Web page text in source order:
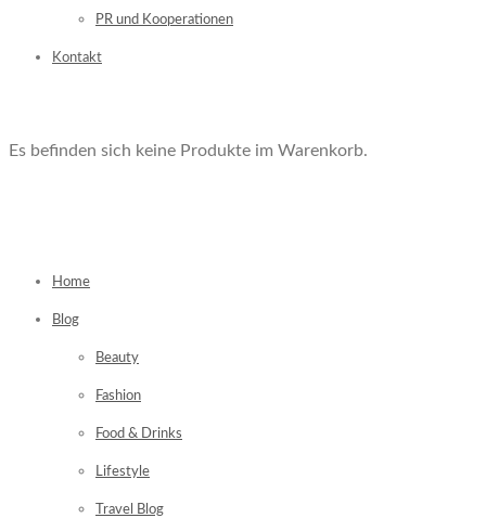
PR und Kooperationen
Kontakt
Es befinden sich keine Produkte im Warenkorb.
Home
Blog
Beauty
Fashion
Food & Drinks
Lifestyle
Travel Blog